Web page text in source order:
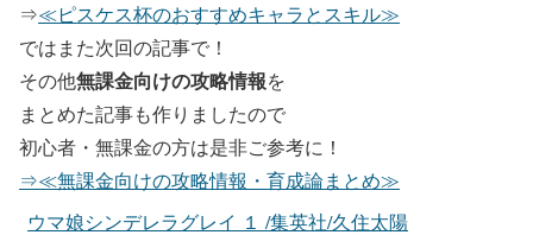
⇒≪ピスケス杯のおすすめキャラとスキル≫
ではまた次回の記事で！
その他無課金向けの攻略情報を
まとめた記事も作りましたので
初心者・無課金の方は是非ご参考に！
⇒≪無課金向けの攻略情報・育成論まとめ≫
ウマ娘シンデレラグレイ １ /集英社/久住太陽